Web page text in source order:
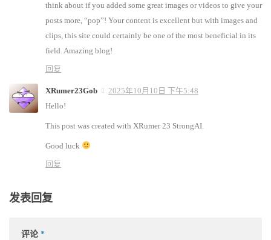
think about if you added some great images or videos to give your
posts more, “pop”! Your content is excellent but with images and
clips, this site could certainly be one of the most beneficial in its
field. Amazing blog!
回复
XRumer23Gob
2025年10月10日 下午5:48
Hello!
This post was created with XRumer 23 StrongAI.
Good luck
回复
发表回复
评论 *